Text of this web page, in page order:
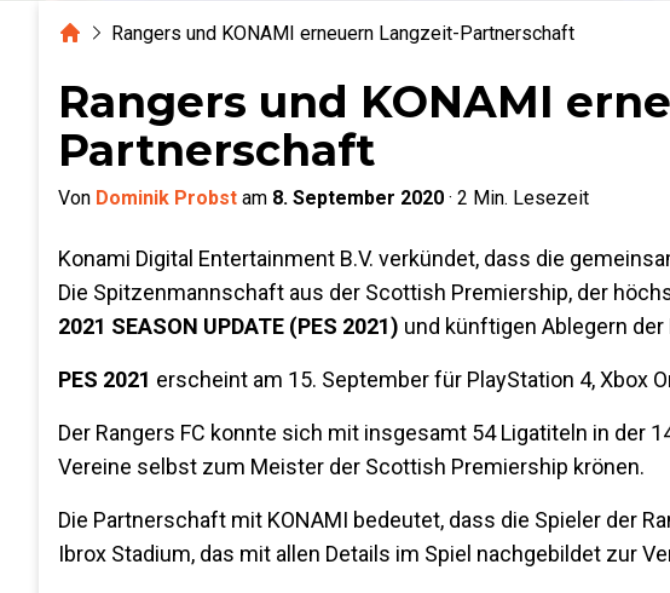
HomeRangers und KONAMI erneuern Langzeit-Partnerschaft
Rangers und KONAMI
Partnerschaft
Von Dominik Probst am 8. September 2020 · 2 Min. Lesezeit
Konami Digital Entertainment B.V. verkündet, dass die
Die Spitzenmannschaft aus der Scottish Premiership, der
2021 SEASON UPDATE (PES 2021) und künftigen Ablegern
PES 2021 erscheint am 15. September für PlayStation 4, Xbox
Der Rangers FC konnte sich mit insgesamt 54 Ligatiteln in der
Vereine selbst zum Meister der Scottish Premiership krönen.
Die Partnerschaft mit KONAMI bedeutet, dass die Spieler der
Ibrox Stadium, das mit allen Details im Spiel nachgebildet zur